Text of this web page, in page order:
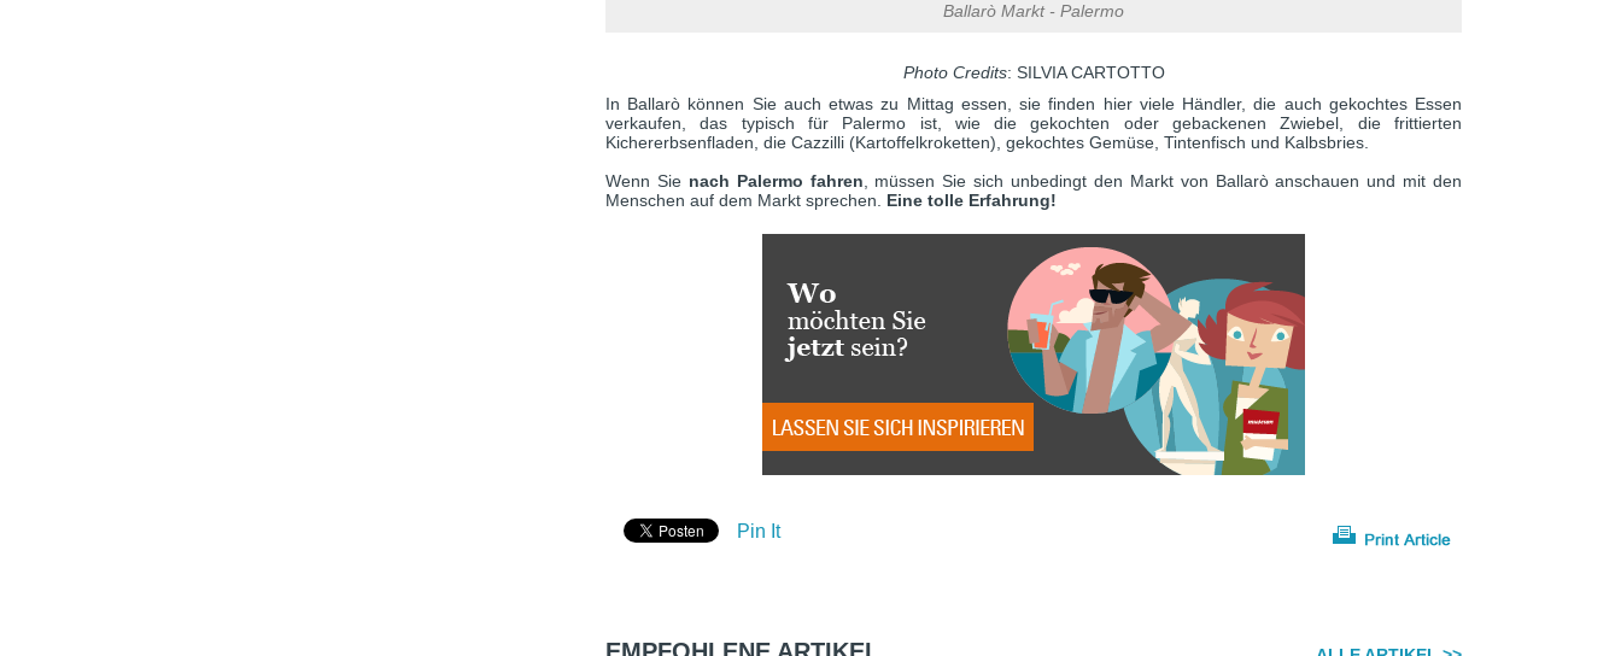
Ballarò Markt - Palermo
Photo Credits: SILVIA CARTOTTO
In Ballarò können Sie auch etwas zu Mittag essen, sie finden hier viele Händler, die auch gekochtes Essen
verkaufen, das typisch für Palermo ist, wie die gekochten oder gebackenen Zwiebel, die frittierten
Kichererbsenfladen, die Cazzilli (Kartoffelkroketten), gekochtes Gemüse, Tintenfisch und Kalbsbries.
Wenn Sie nach Palermo fahren , müssen Sie sich unbedingt den Markt von Ballarò anschauen und mit den
Menschen auf dem Markt sprechen. Eine tolle Erfahrung!
Pin It